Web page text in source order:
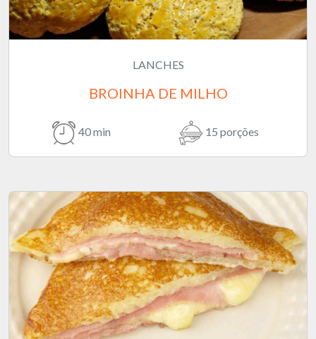
LANCHES
BROINHA DE MILHO
40 min 15 porções